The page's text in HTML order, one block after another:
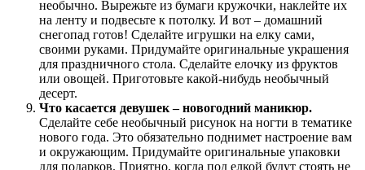
необычно. Вырежьте из бумаги кружочки, наклейте их
на ленту и подвесьте к потолку. И вот – домашний
снегопад готов! Сделайте игрушки на елку сами,
своими руками. Придумайте оригинальные украшения
для праздничного стола. Сделайте елочку из фруктов
или овощей. Приготовьте какой-нибудь необычный
десерт.
Что касается девушек – новогодний маникюр.
Сделайте себе необычный рисунок на ногти в тематике
нового года. Это обязательно поднимет настроение вам
и окружающим. Придумайте оригинальные упаковки
для подарков. Приятно, когда под елкой будут стоять не